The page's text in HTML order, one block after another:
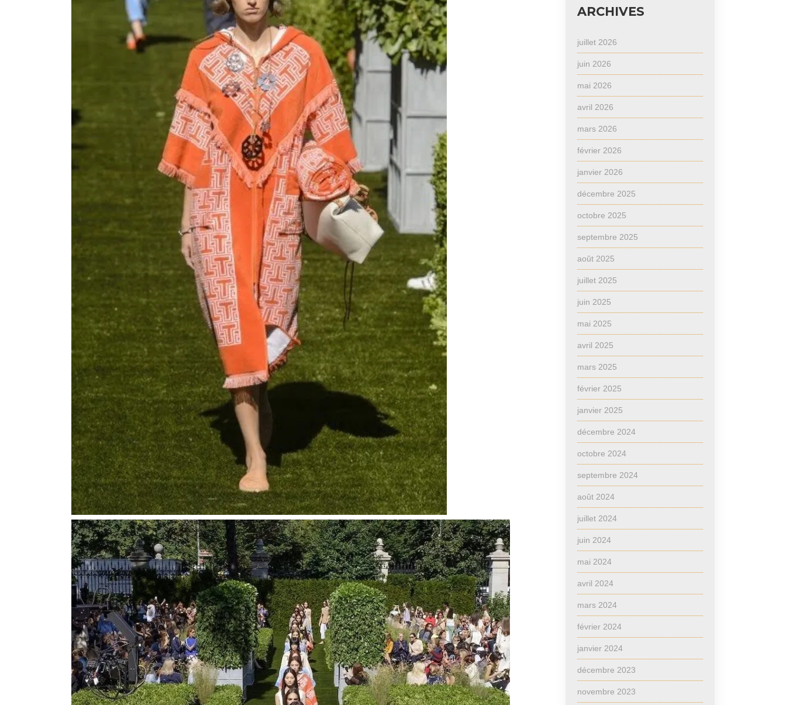
ARCHIVES
juillet 2026
juin 2026
mai 2026
avril 2026
mars 2026
février 2026
janvier 2026
décembre 2025
octobre 2025
septembre 2025
août 2025
juillet 2025
juin 2025
mai 2025
avril 2025
mars 2025
février 2025
janvier 2025
décembre 2024
octobre 2024
septembre 2024
août 2024
juillet 2024
juin 2024
mai 2024
avril 2024
mars 2024
février 2024
janvier 2024
décembre 2023
novembre 2023